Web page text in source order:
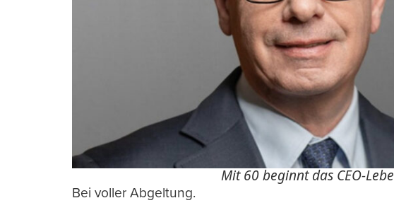
Mit 60 beginnt das CEO-
Bei voller Abgeltung.